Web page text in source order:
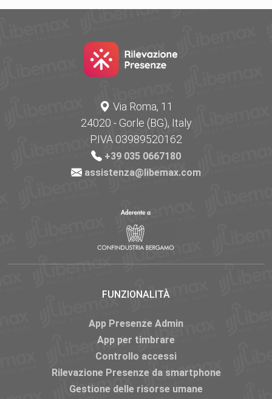
Via Roma, 11
24020 - Gorle (BG), Italy
P.IVA 03989520162
+39 035 0667180
assistenza@libemax.com
FUNZIONALITÀ
App Presenze Admin
App per timbrare
Controllo accessi
Rilevazione Presenze da smartphone
Gestione delle risorse umane